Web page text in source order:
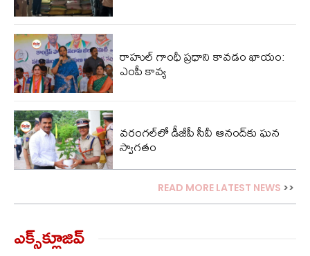
రాహుల్ గాంధీ ప్రధాని కావడం ఖాయం:
ఎంపీ కావ్య
వరంగల్‌లో డీజీపీ సీవీ ఆనంద్‌కు ఘన
స్వాగతం
READ MORE LATEST NEWS >>
ఎక్స్‌క్లూజివ్‌